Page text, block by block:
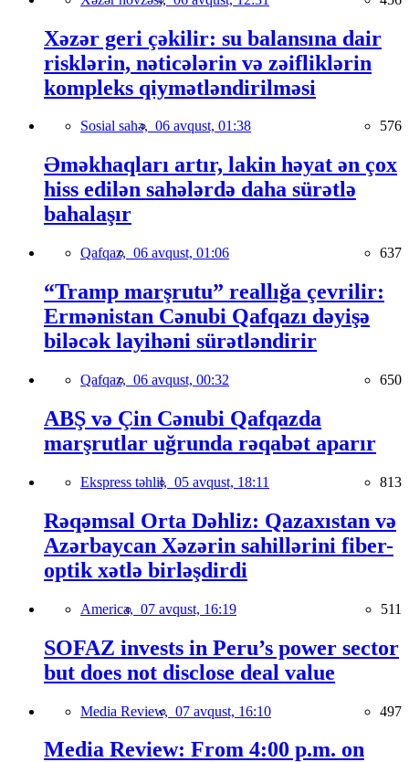
Xəzər geri çəkilir: su balansına dair
risklərin, nəticələrin və zəifliklərin
kompleks qiymətləndirilməsi
Sosial sahə, 06 avqust, 01:38 576
Əməkhaqları artır, lakin həyat ən çox
hiss edilən sahələrdə daha sürətlə
bahalaşır
Qafqaz, 06 avqust, 01:06 637
“Tramp marşrutu” reallığa çevrilir:
Ermənistan Cənubi Qafqazı dəyişə
biləcək layihəni sürətləndirir
Qafqaz, 06 avqust, 00:32 650
ABŞ və Çin Cənubi Qafqazda
marşrutlar uğrunda rəqabət aparır
Ekspress təhlil, 05 avqust, 18:11 813
Rəqəmsal Orta Dəhliz: Qazaxıstan və
Azərbaycan Xəzərin sahillərini fiber-
optik xətlə birləşdirdi
America, 07 avqust, 16:19 511
SOFAZ invests in Peru’s power sector
but does not disclose deal value
Media Review, 07 avqust, 16:10 497
Media Review: From 4:00 p.m. on